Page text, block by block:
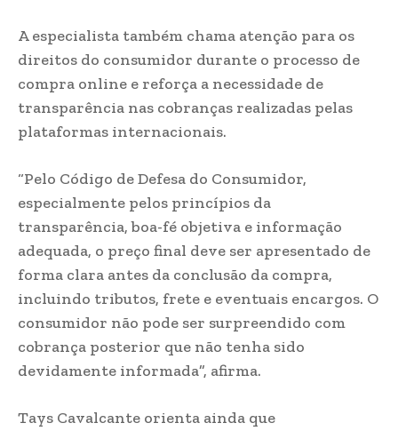
A especialista também chama atenção para os
direitos do consumidor durante o processo de
compra online e reforça a necessidade de
transparência nas cobranças realizadas pelas
plataformas internacionais.
“Pelo Código de Defesa do Consumidor,
especialmente pelos princípios da
transparência, boa-fé objetiva e informação
adequada, o preço final deve ser apresentado de
forma clara antes da conclusão da compra,
incluindo tributos, frete e eventuais encargos. O
consumidor não pode ser surpreendido com
cobrança posterior que não tenha sido
devidamente informada”, afirma.
Tays Cavalcante orienta ainda que